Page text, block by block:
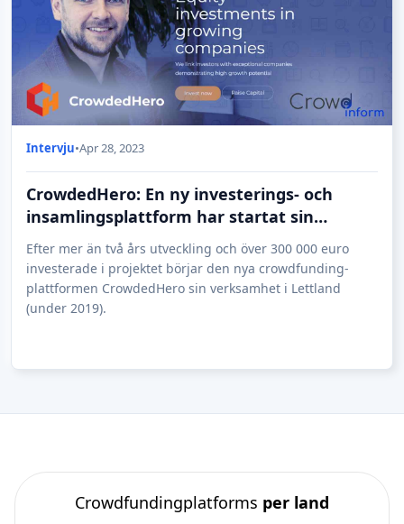
Intervju•Apr 28, 2023
CrowdedHero: En ny investerings- och
insamlingsplattform har startat sin
verksamhet i Lettland
Efter mer än två års utveckling och över 300 000 euro
investerade i projektet börjar den nya crowdfunding-
plattformen CrowdedHero sin verksamhet i Lettland
(under 2019).
Crowdfundingplatforms per land